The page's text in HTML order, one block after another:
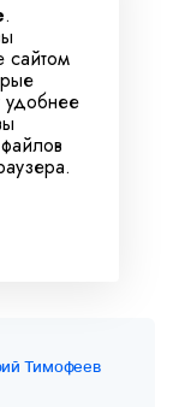
.
сайтом
удобнее
Тимофеев